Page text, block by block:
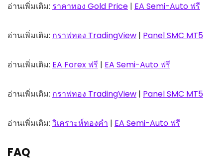
อ่านเพิ่มเติม: ราคาทอง Gold Price | EA Semi-Auto ฟรี
อ่านเพิ่มเติม: กราฟทอง TradingView | Panel SMC MT5
อ่านเพิ่มเติม: EA Forex ฟรี | EA Semi-Auto ฟรี
อ่านเพิ่มเติม: กราฟทอง TradingView | Panel SMC MT5
อ่านเพิ่มเติม: วิเคราะห์ทองคำ | EA Semi-Auto ฟรี
FAQ